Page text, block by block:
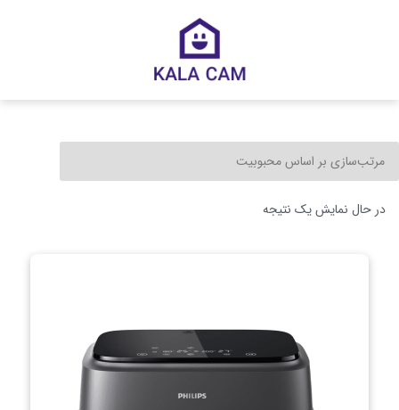
در حال نمایش یک نتیجه